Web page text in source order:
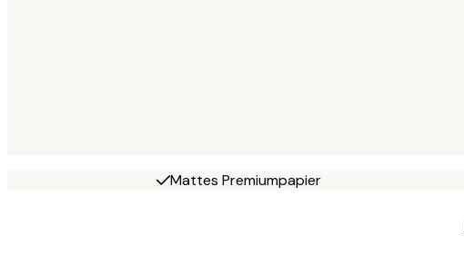
Mattes Premiumpapier